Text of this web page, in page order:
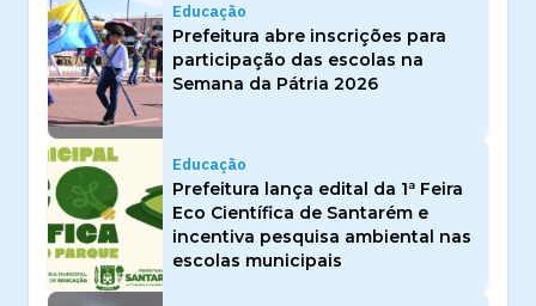
Educação
Prefeitura abre inscrições para
participação das escolas na
Semana da Pátria 2026
Educação
Prefeitura lança edital da 1ª Feira
Eco Científica de Santarém e
incentiva pesquisa ambiental nas
escolas municipais